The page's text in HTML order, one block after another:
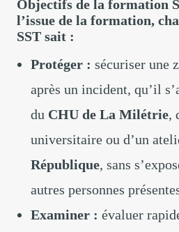
Objectifs de la formation
l’issue de la formation,
SST sait :
Protéger : sécuriser une
après un incident, qu’il
du CHU de La Milétrie,
universitaire ou d’un
République, sans
autres personnes
Examiner : évaluer